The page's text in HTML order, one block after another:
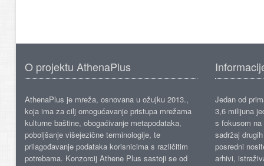
O projektu AthenaPlus
AthenaPlus je mreža, osnovana u ožujku 2013.,
koja ima za cilj omogućavanje pristupa mrežama
kulturne baštine, obogaćivanje metapodataka,
poboljšanje višejezične terminologije, te
prilagođavanje podataka korisnicima s različitim
potrebama. Konzorcij Athene Plus sastoji se od
Jedan od
3,6 milijuna
s fokusom
sadržaj
posredni
arhivi,